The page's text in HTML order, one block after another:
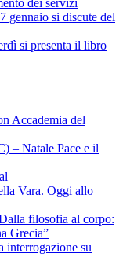
si discute del
si presenta il libro
Accademia del
– Natale Pace e il
Vara. Oggi allo
filosofia al corpo:
Grecia”
su